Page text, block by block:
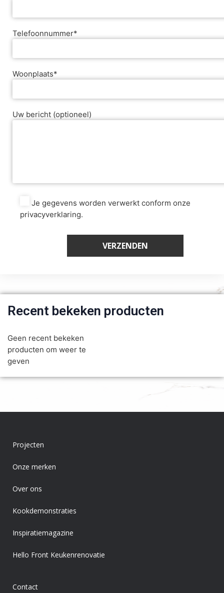
Telefoonnummer*
Woonplaats*
Uw bericht (optioneel)
Je gegevens worden verwerkt conform onze
privacyverklaring.
Recent bekeken producten
Geen recent bekeken
producten om weer te
geven
Projecten
Onze merken
Over ons
Kookdemonstraties
Inspiratiemagazine
Hello Front Keukenrenovatie
Contact